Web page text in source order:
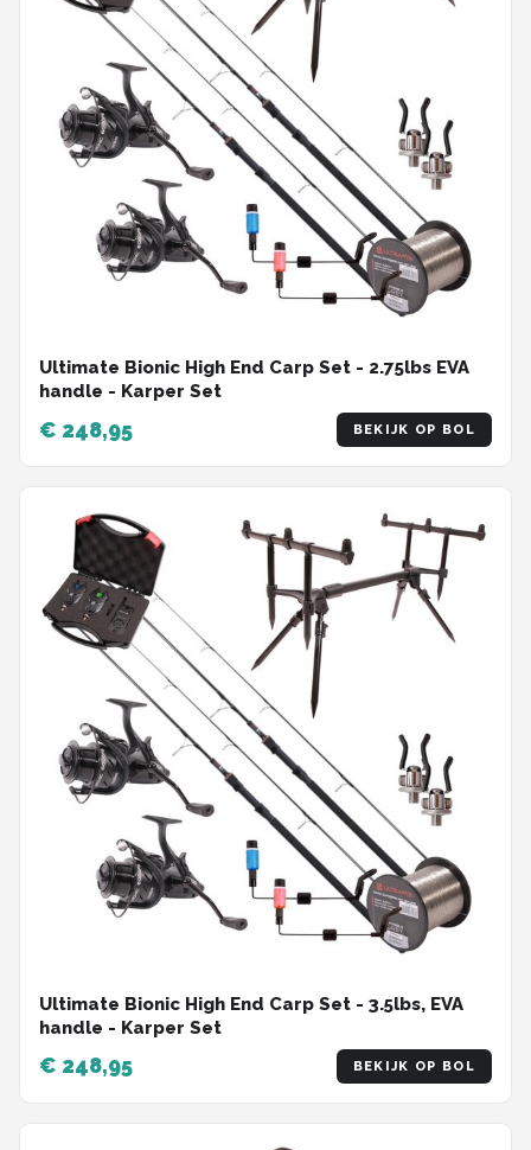
Ultimate Bionic High End Carp Set - 2.75lbs EVA
handle - Karper Set
€ 248,95 BEKIJK OP BOL
Ultimate Bionic High End Carp Set - 3.5lbs, EVA
handle - Karper Set
€ 248,95 BEKIJK OP BOL